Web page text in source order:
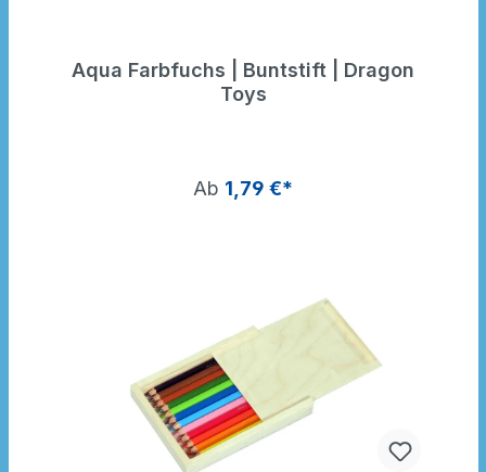
Aqua Farbfuchs | Buntstift | Dragon
Toys
Ab 1,79 €*